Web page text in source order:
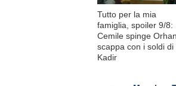
Tutto per la mia
famiglia, spoiler 9/8:
Cemile spinge
scappa con i soldi di
Kadir